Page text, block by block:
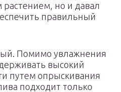
но и давал
правильный
Помимо увлажнения
высокий
путем опрыскивания
подходит только